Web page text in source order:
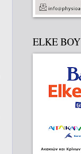
ELKE BOY